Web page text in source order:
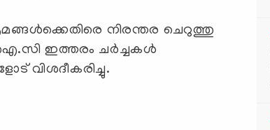
നിരന്തര ചെറുത്തു
ഇത്തരം ചര്‍ച്ചകള്‍
വിശദീകരിച്ചു.